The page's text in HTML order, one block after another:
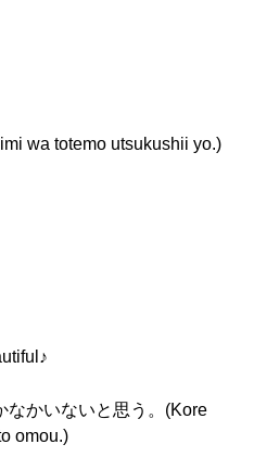
wa totemo utsukushii yo.)
なかいないと思う。(Kore
omou.)